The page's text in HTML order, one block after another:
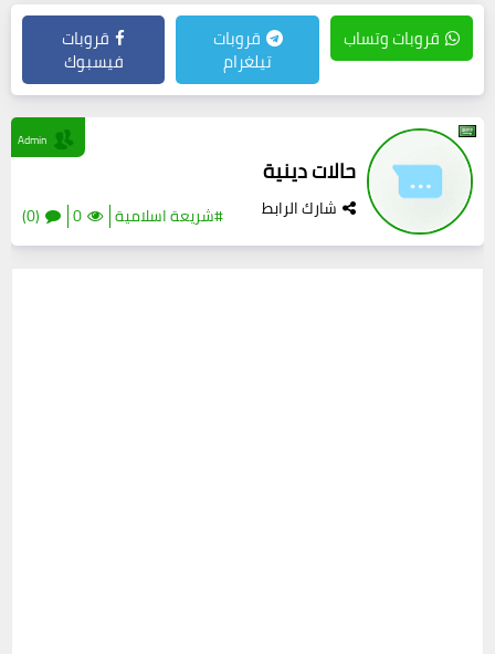
قروبات وتساب قروبات
تيلغرام
قروبات
فيسبوك
حالات دينية
شارك الرابط #شريعة اسلامية 0
(0)
Admin